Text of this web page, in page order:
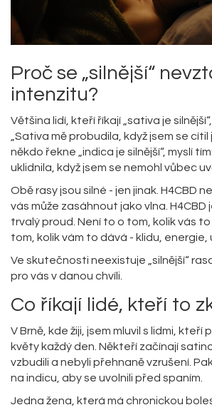
Proč se „silnější“
intenzitu?
Většina lidí, kteří říkají „sativa je
„Sativa mě probudila, když jsem se cítil
někdo řekne „indica je silnější“, myslí
uklidnila, když jsem se nemohl vůbec
Obě rasy jsou silné - jen jinak. H4CBD
vás může zasáhnout jako vlna. H4CBD
trvalý proud. Není to o tom, kolik vás to
tom, kolik vám to dává - klidu, energie,
Ve skutečnosti neexistuje „silnější“
pro vás v danou chvíli.
Co říkají lidé, kteří to
V Brně, kde žiji, jsem mluvil s lidmi, kteří
květy každý den. Někteří začínají
vzbudili a nebyli přehnaně vzrušení.
na indicu, aby se uvolnili před spaním.
Jedna žena, která má chronickou